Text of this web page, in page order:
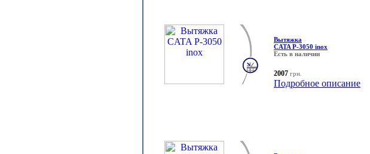
Вытяжка
CATA P-3050 inox
Есть в наличии
2007 грн.
Подробное описание